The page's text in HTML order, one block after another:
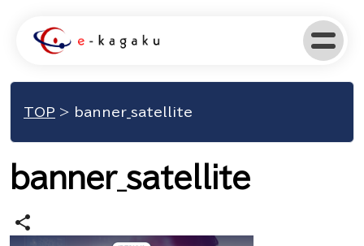
TOP > banner_satellite
banner_satellite
share